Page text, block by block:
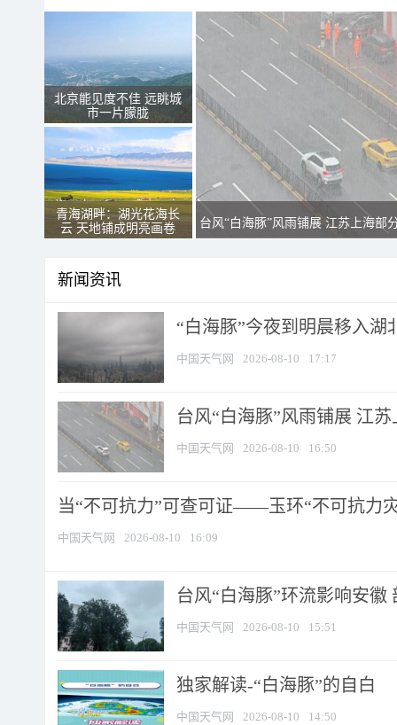
北京能见度不佳 远眺城
市一片朦胧
青海湖畔：湖光花海长
云 天地铺成明亮画卷
台风“白海豚”风雨铺展 江苏上海部
新闻资讯
“白海豚”今夜到明晨移入湖
中国天气网 2026-08-10 17:17
台风“白海豚”风雨铺展 江
中国天气网 2026-08-10 16:50
当“不可抗力”可查可证——玉环“不可抗力
中国天气网 2026-08-10 16:09
台风“白海豚”环流影响安
中国天气网 2026-08-10 15:51
​独家解读-“白海豚”的自白
中国天气网 2026-08-10 14:50